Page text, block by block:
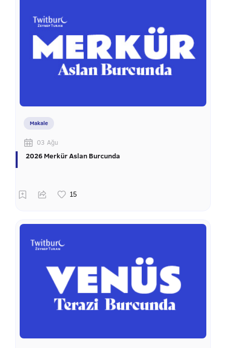
Makale
03 Ağu
2026 Merkür Aslan Burcunda